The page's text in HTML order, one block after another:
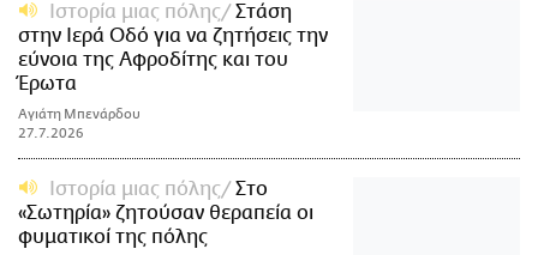
Ιστορία μιας πόλης
Στάση
στην Ιερά Οδό για να ζητήσεις την
εύνοια της Αφροδίτης και του
Έρωτα
Αγιάτη Μπενάρδου
27.7.2026
Ιστορία μιας πόλης
Στo
«Σωτηρία» ζητούσαν θεραπεία οι
φυματικοί της πόλης